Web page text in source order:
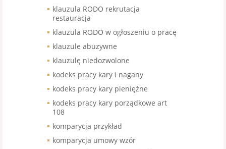
klauzula RODO rekrutacja
restauracja
klauzula RODO w ogłoszeniu o pracę
klauzule abuzywne
klauzulę niedozwolone
kodeks pracy kary i nagany
kodeks pracy kary pieniężne
kodeks pracy kary porządkowe art
108
komparycja przykład
komparycja umowy wzór